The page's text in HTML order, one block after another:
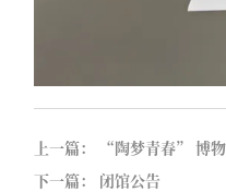
上一篇：
“陶梦青春” 博
下一篇： 闭馆公告